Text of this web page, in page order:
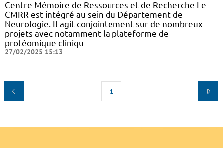
Centre Mémoire de Ressources et de Recherche Le
CMRR est intégré au sein du Département de
Neurologie. Il agit conjointement sur de nombreux
projets avec notamment la plateforme de
protéomique cliniqu
27/02/2025 15:13
1